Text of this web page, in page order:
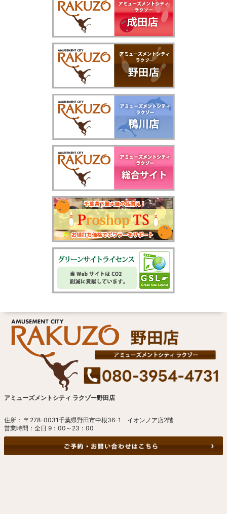
アミューズメントシティ ラクゾー野田店
住所： 〒278-0031千葉県野田市中根36-1 イオンノア店2階
営業時間：全日 9：00～23：00